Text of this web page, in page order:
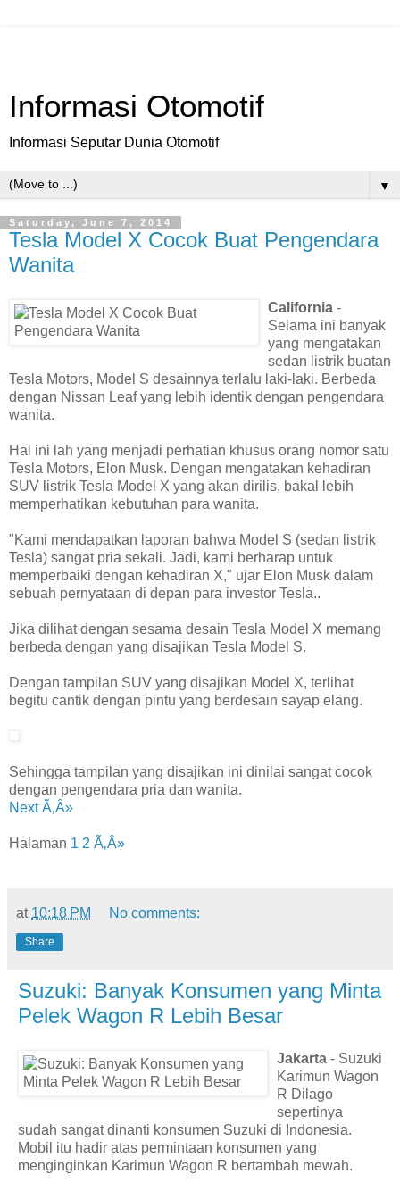
Informasi Otomotif
Informasi Seputar Dunia Otomotif
▼
Saturday, June 7, 2014
Tesla Model X Cocok Buat Pengendara
Wanita
California -
Selama ini banyak
yang mengatakan
sedan listrik buatan
Tesla Motors, Model S desainnya terlalu laki-laki. Berbeda
dengan Nissan Leaf yang lebih identik dengan pengendara
wanita.
Hal ini lah yang menjadi perhatian khusus orang nomor satu
Tesla Motors, Elon Musk. Dengan mengatakan kehadiran
SUV listrik Tesla Model X yang akan dirilis, bakal lebih
memperhatikan kebutuhan para wanita.
"Kami mendapatkan laporan bahwa Model S (sedan listrik
Tesla) sangat pria sekali. Jadi, kami berharap untuk
memperbaiki dengan kehadiran X," ujar Elon Musk dalam
sebuah pernyataan di depan para investor Tesla..
Jika dilihat dengan sesama desain Tesla Model X memang
berbeda dengan yang disajikan Tesla Model S.
Dengan tampilan SUV yang disajikan Model X, terlihat
begitu cantik dengan pintu yang berdesain sayap elang.
Sehingga tampilan yang disajikan ini dinilai sangat cocok
dengan pengendara pria dan wanita.
Next Ã‚Â»
Halaman 1 2 Ã‚Â»
at 10:18 PM No comments:
Share
Suzuki: Banyak Konsumen yang Minta
Pelek Wagon R Lebih Besar
Jakarta - Suzuki
Karimun Wagon
R Dilago
sepertinya
sudah sangat dinanti konsumen Suzuki di Indonesia.
Mobil itu hadir atas permintaan konsumen yang
menginginkan Karimun Wagon R bertambah mewah.